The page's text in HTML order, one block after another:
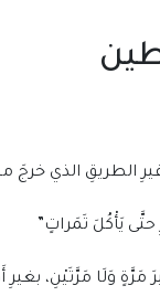
الطريقِ الذي خرجَ
يَأْكُلَ تَمَراتٍ”
وَلَا مَرَّتَيْنِ، بغيرِ